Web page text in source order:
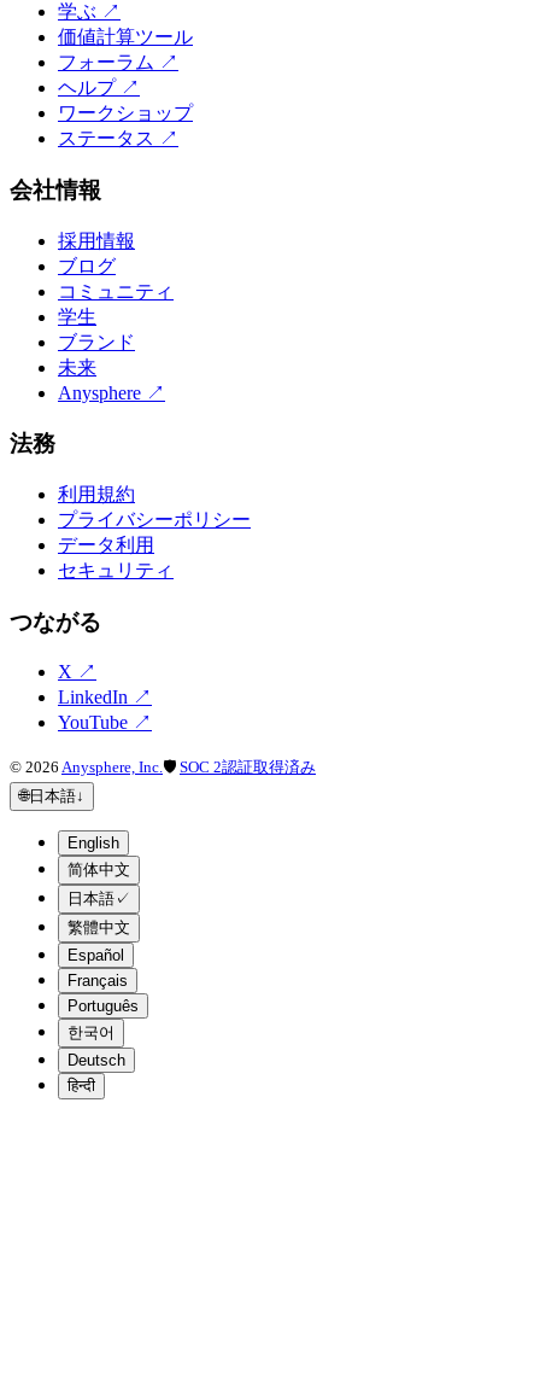
学ぶ ↗
価値計算ツール
フォーラム ↗
ヘルプ↗
ワークショップ
ステータス ↗
会社情報
採用情報
ブログ
コミュニティ
学生
ブランド
未来
Anysphere ↗
法務
利用規約
プライバシーポリシー
データ利用
セキュリティ
つながる
X ↗
LinkedIn ↗
YouTube ↗
© 2026 Anysphere, Inc.🛡 SOC 2認証取得済み
🌐日本語↓
English
简体中文
日本語 ✓
繁體中文
Español
Français
Português
한국어
Deutsch
हिन्दी